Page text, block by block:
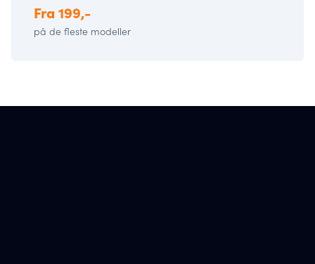
Fra 199,-
på de fleste modeller